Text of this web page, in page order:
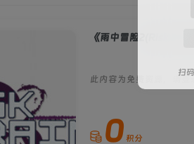
《雨中冒险2(Risk of
此内容为免费资源，请登
0 积分